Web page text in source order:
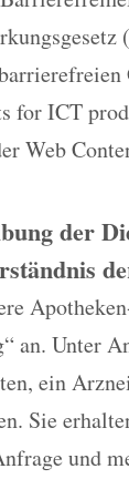
for ICT
Web
der
an. Unter
ein
Sie
und